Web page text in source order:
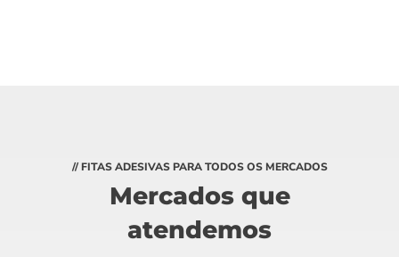
// FITAS ADESIVAS PARA TODOS OS MERCADOS
Mercados que
atendemos